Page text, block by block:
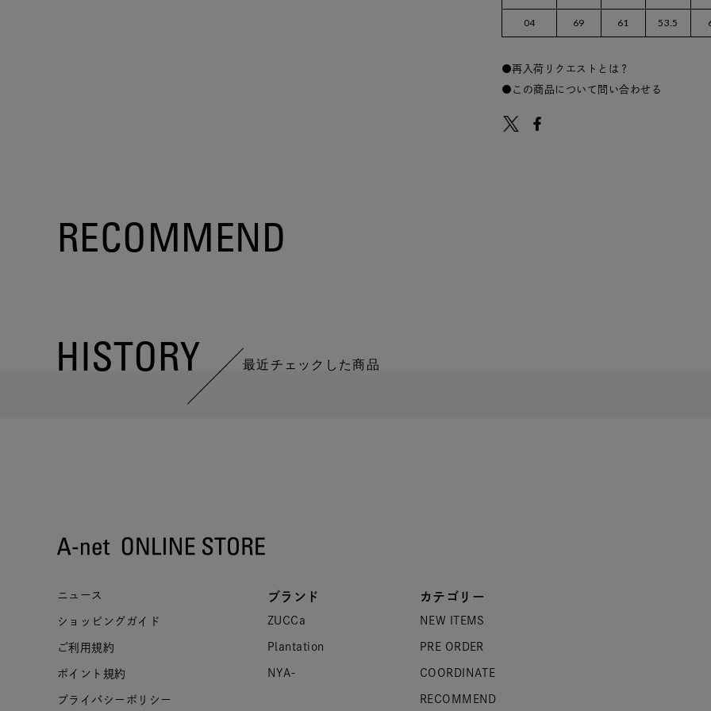
04 69 61 53.5
再入荷リクエストとは？
この商品について問い合わせる
RECOMMEND
HISTORY 最近チェックした商品
ニュース
ショッピングガイド
ご利用規約
ポイント規約
プライバシーポリシー
ブランド
ZUCCa
Plantation
NYA-
カテゴリー
NEW ITEMS
PRE ORDER
COORDINATE
RECOMMEND